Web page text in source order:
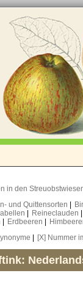
in den
und Quittensorten
Reineclauden
Erdbeeren
[X] Nummer